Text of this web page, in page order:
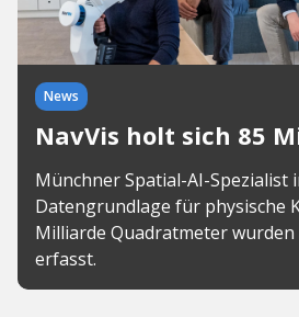
News
NavVis holt sich 85
Münchner Spatial-AI-Spezialist
Datengrundlage für physische
Milliarde Quadratmeter wurden
erfasst.